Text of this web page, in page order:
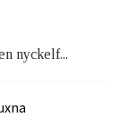
nyckelf...